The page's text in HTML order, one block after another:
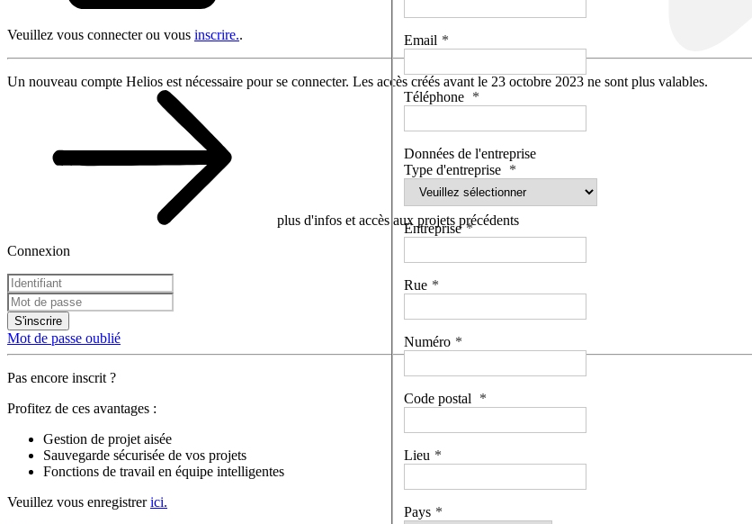
Veuillez vous connecter ou vous inscrire..
Un nouveau compte Helios est nécessaire pour se connecter. Les accès créés avant le 23 octobre 2023 ne sont plus valables.
plus d'infos et accès aux projets précédents
Connexion
S'inscrire
Mot de passe oublié
Pas encore inscrit ?
Profitez de ces avantages :
Gestion de projet aisée
Sauvegarde sécurisée de vos projets
Fonctions de travail en équipe intelligentes
Veuillez vous enregistrerici.
Email
Téléphone
Données de l'entreprise
Type d'entreprise
Entreprise
Rue
Numéro
Code postal
Lieu
Pays